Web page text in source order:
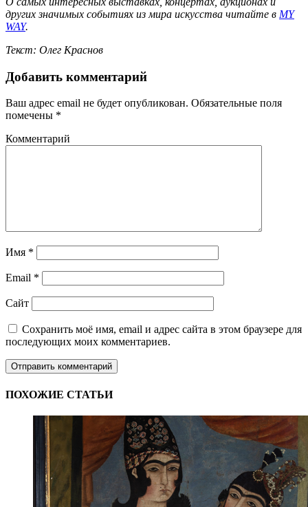
других значимых событиях из мира искусства читайте в MY
WAY.
Текст: Олег Краснов
Добавить комментарий
Ваш адрес email не будет опубликован. Обязательные поля
помечены *
Комментарий
Имя *
Email *
Сайт
Сохранить моё имя, email и адрес сайта в этом браузере для
последующих моих комментариев.
ПОХОЖИЕ СТАТЬИ